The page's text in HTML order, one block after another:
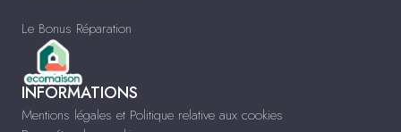
Le Bonus Réparation
INFORMATIONS
Mentions légales et Politique relative aux cookies